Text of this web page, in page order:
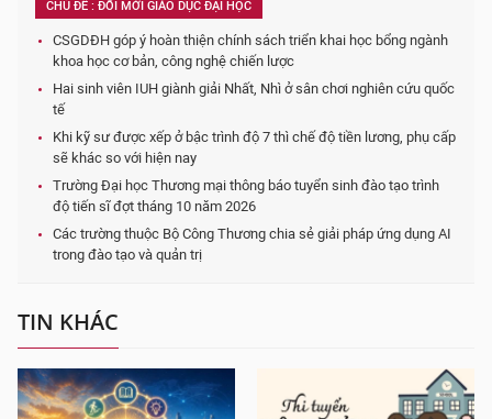
CHỦ ĐỀ : ĐỔI MỚI GIÁO DỤC ĐẠI HỌC
CSGDĐH góp ý hoàn thiện chính sách triển khai học bổng ngành
khoa học cơ bản, công nghệ chiến lược
Hai sinh viên IUH giành giải Nhất, Nhì ở sân chơi nghiên cứu quốc
tế
Khi kỹ sư được xếp ở bậc trình độ 7 thì chế độ tiền lương, phụ cấp
sẽ khác so với hiện nay
Trường Đại học Thương mại thông báo tuyển sinh đào tạo trình
độ tiến sĩ đợt tháng 10 năm 2026
Các trường thuộc Bộ Công Thương chia sẻ giải pháp ứng dụng AI
trong đào tạo và quản trị
TIN KHÁC